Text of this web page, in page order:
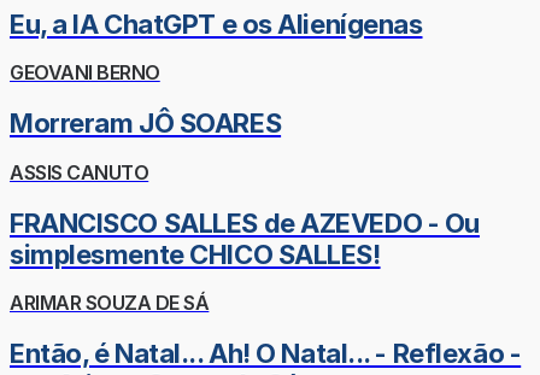
Eu, a IA ChatGPT e os Alienígenas
GEOVANI BERNO
Morreram JÔ SOARES
ASSIS CANUTO
FRANCISCO SALLES de AZEVEDO - Ou
simplesmente CHICO SALLES!
ARIMAR SOUZA DE SÁ
Então, é Natal... Ah! O Natal... - Reflexão -